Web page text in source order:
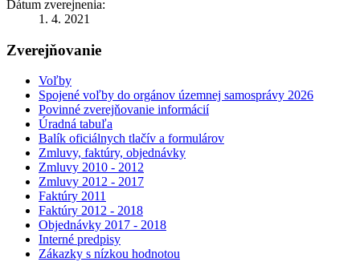
Dátum zverejnenia:
1. 4. 2021
Zverejňovanie
Voľby
Spojené voľby do orgánov územnej samosprávy 2026
Povinné zverejňovanie informácií
Úradná tabuľa
Balík oficiálnych tlačív a formulárov
Zmluvy, faktúry, objednávky
Zmluvy 2010 - 2012
Zmluvy 2012 - 2017
Faktúry 2011
Faktúry 2012 - 2018
Objednávky 2017 - 2018
Interné predpisy
Zákazky s nízkou hodnotou